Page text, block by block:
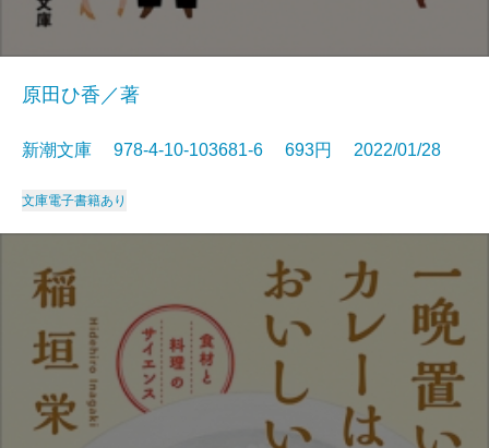
原田ひ香／著
新潮文庫 978-4-10-103681-6 693円 2022/01/28
文庫電子書籍あり